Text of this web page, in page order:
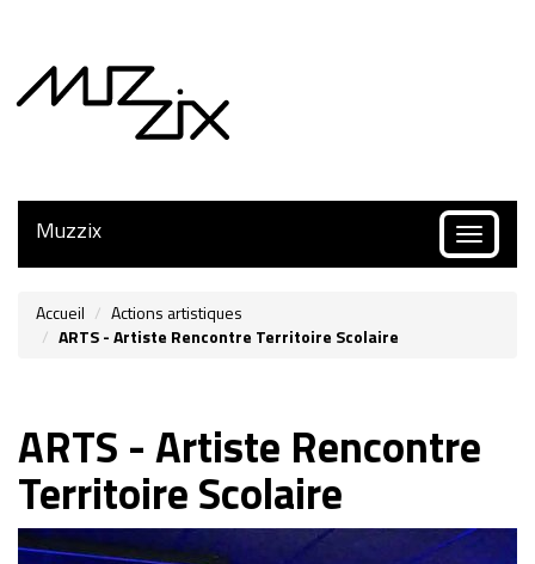
Toggle
Muzzix
Accueil
Actions artistiques
ARTS - Artiste Rencontre Territoire Scolaire
ARTS - Artiste Rencontre
Territoire Scolaire